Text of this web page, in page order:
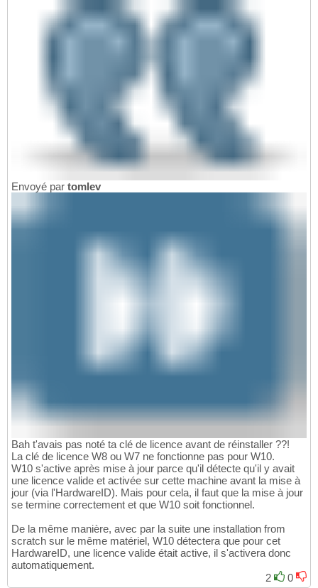
Envoyé par tomlev
Bah t'avais pas noté ta clé de licence avant de réinstaller ??!
La clé de licence W8 ou W7 ne fonctionne pas pour W10.
W10 s'active après mise à jour parce qu'il détecte qu'il y avait
une licence valide et activée sur cette machine avant la mise à
jour (via l'HardwareID). Mais pour cela, il faut que la mise à jour
se termine correctement et que W10 soit fonctionnel.
De la même manière, avec par la suite une installation from
scratch sur le même matériel, W10 détectera que pour cet
HardwareID, une licence valide était active, il s'activera donc
automatiquement.
2
0